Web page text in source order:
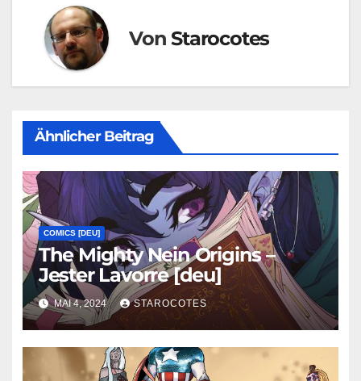
VonStarocotes
Ähnlicher Beitrag
COMICS [DEU]
The Mighty Nein Origins –
Jester Lavorre [deu]
MAI 4, 2024 STAROCOTES